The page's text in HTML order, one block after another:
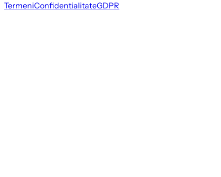
TermeniConfidentialitateGDPR